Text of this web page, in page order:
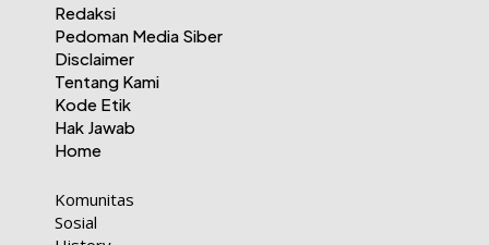
Redaksi
Pedoman Media Siber
Disclaimer
Tentang Kami
Kode Etik
Hak Jawab
Home
Komunitas
Sosial